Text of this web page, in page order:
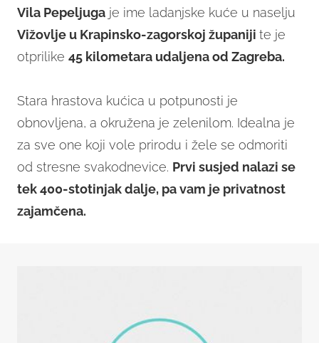
Vila Pepeljuga je ime ladanjske kuće u naselju
Vižovlje u Krapinsko-zagorskoj županiji te je
otprilike 45 kilometara udaljena od Zagreba.
Stara hrastova kućica u potpunosti je
obnovljena, a okružena je zelenilom. Idealna je
za sve one koji vole prirodu i žele se odmoriti
od stresne svakodnevice. Prvi susjed nalazi se
tek 400-stotinjak dalje, pa vam je privatnost
zajamčena.